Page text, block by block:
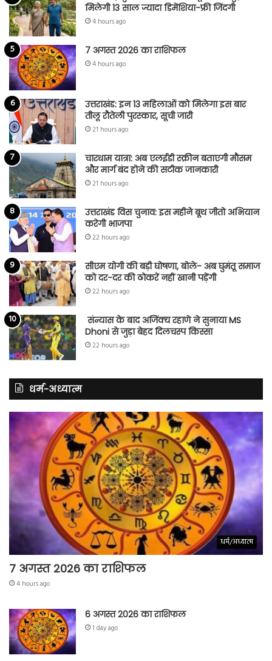
मिलेगी 13 साल ज्यादा डिमेंशिया-फ्री जिंदगी
4 hours ago
7 अगस्त 2026 का राशिफल
4 hours ago
उत्तराखंड: इन 13 महिलाओं को मिलेगा इस बार
तीलू रौतेली पुरस्कार, सूची जारी
21 hours ago
चारधाम यात्रा: अब एलईडी स्क्रीन बताएगी मौसम
और मार्ग बंद होने की सटीक जानकारी
21 hours ago
उत्तराखंड विस चुनाव: इस महीने बूथ जीतो अभियान
करेगी भाजपा
22 hours ago
सीएम योगी की बड़ी घोषणा, बोले- अब घुमंतू समाज
को दर-दर की ठोकरें नहीं खानी पड़ेंगी
22 hours ago
संन्यास के बाद अजिंक्‍य रहाणे ने सुनाया MS
Dhoni से जुड़ा बेहद दिलचस्प किस्सा
22 hours ago
धर्म-अध्यात्म
धर्म/अध्यात्म
7 अगस्त 2026 का राशिफल
4 hours ago
6 अगस्त 2026 का राशिफल
1 day ago